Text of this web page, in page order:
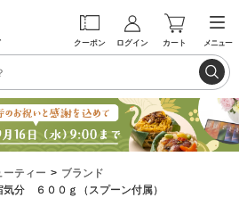
クーポン ログイン カート メニュー
ーティー
ブランド
分 ６００ｇ（スプーン付属）